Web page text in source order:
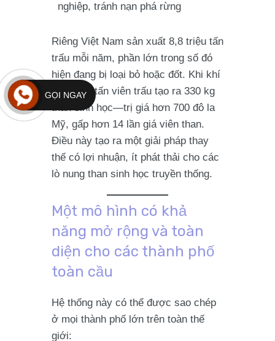
nghiệp, tránh nạn phá rừng
Riêng Việt Nam sản xuất 8,8 triệu tấn
trấu mỗi năm, phần lớn trong số đó
hiện đang bị loại bỏ hoặc đốt. Khi khí
hóa, một tấn viên trấu tạo ra 330 kg
than sinh học—trị giá hơn 700 đô la
Mỹ, gấp hơn 14 lần giá viên than.
Điều này tạo ra một giải pháp thay
thế có lợi nhuận, ít phát thải cho các
lò nung than sinh học truyền thống.
Một mô hình có khả
năng mở rộng và toàn
diện cho các thành phố
toàn cầu
Hệ thống này có thể được sao chép
ở mọi thành phố lớn trên toàn thế
giới:
GỌI NGAY